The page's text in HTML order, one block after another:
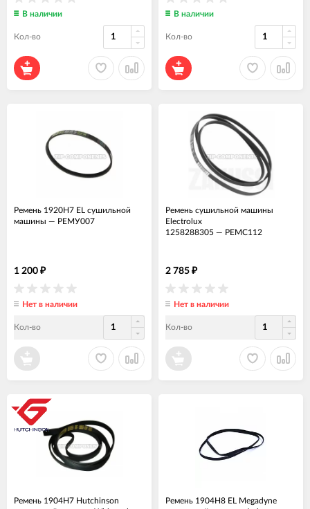
В наличии
Кол-во
В наличии
Кол-во
Ремень 1920H7 EL сушильной
машины — РЕМУ007
1 200 ₽
Нет в наличии
Кол-во
Ремень сушильной машины
Electrolux
1258288305 — РЕМС112
2 785 ₽
Нет в наличии
Кол-во
Ремень 1904H7 Hutchinson
Ремень 1904H8 EL Megadyne